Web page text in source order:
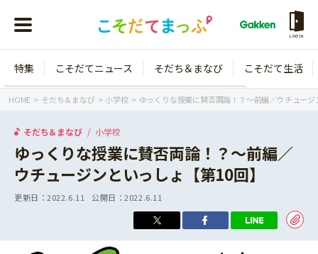
LOGIN
年齢から探す
1歳
特集 こそだてニュース そだち＆まなび こそだて生活
HOME そだち＆まなび 小学校 ゆっくりな授業に賛否両論！？～前編／ウチュー
そだち＆まなび 小学校
ゆっくりな授業に賛否両論！？～前編／
ウチュージンといっしょ【第10回】
更新日：2022.6.11 公開日：2022.6.11